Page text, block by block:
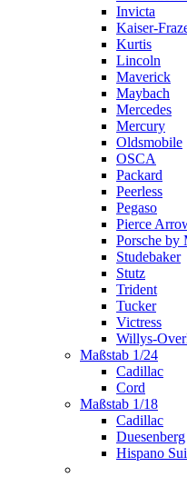
Invicta
Kaiser-
Kurtis
Lincoln
Maverick
Maybach
Mercedes
Mercury
Oldsmobile
OSCA
Packard
Peerless
Pegaso
Pierce
Porsche by
Studebaker
Stutz
Trident
Tucker
Victress
Willys-
Maßstab 1/24
Cadillac
Cord
Maßstab 1/18
Cadillac
Duesenberg
Hispano